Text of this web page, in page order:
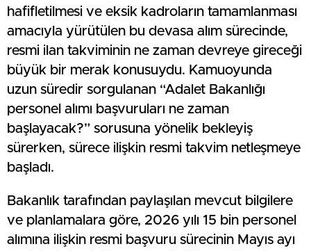
hafifletilmesi ve eksik kadroların tamamlanması
amacıyla yürütülen bu devasa alım sürecinde,
resmi ilan takviminin ne zaman devreye gireceği
büyük bir merak konusuydu. Kamuoyunda
uzun süredir sorgulanan “Adalet Bakanlığı
personel alımı başvuruları ne zaman
başlayacak?” sorusuna yönelik bekleyiş
sürerken, sürece ilişkin resmi takvim netleşmeye
başladı.
Bakanlık tarafından paylaşılan mevcut bilgilere
ve planlamalara göre, 2026 yılı 15 bin personel
alımına ilişkin resmi başvuru sürecinin Mayıs ayı